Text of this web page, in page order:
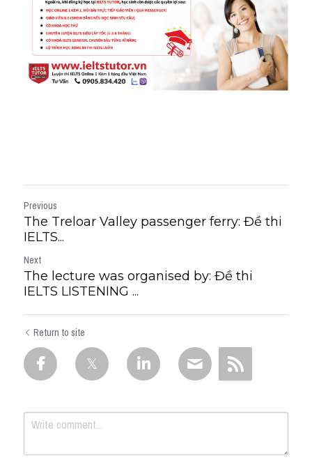
Previous
The Treloar Valley passenger ferry: Đề thi
IELTS...
Next
The lecture was organised by: Đề thi
IELTS LISTENING ...
Return to site